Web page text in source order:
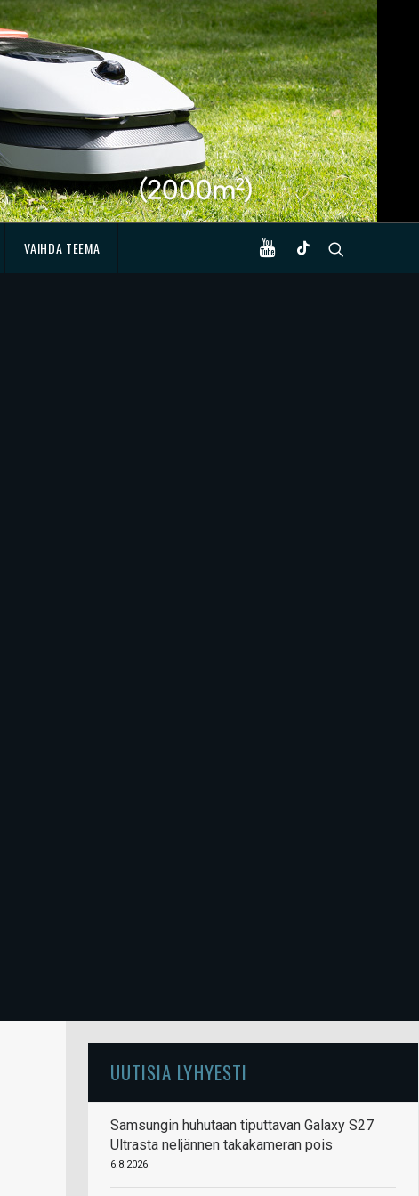
VAIHDA TEEMA
UUTISIA LYHYESTI
Samsungin huhutaan tiputtavan Galaxy S27
Ultrasta neljännen takakameran pois
6.8.2026